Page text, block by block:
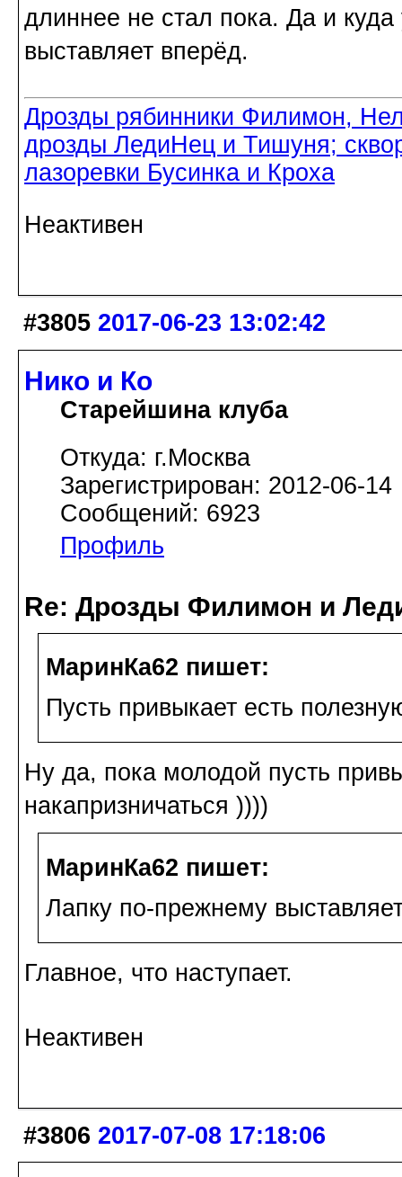
длиннее не стал пока. Да и
выставляет вперёд.
Дрозды рябинники Филимон,
дрозды ЛедиНец и Тишуня;
лазоревки Бусинка и Кроха
Неактивен
#3805 2017-06-23 13:02:42
Нико и Ко
Старейшина клуба
Откуда: г.Москва
Зарегистрирован: 2012-06-14
Сообщений: 6923
Профиль
Re: Дрозды Филимон и
МаринКа62 пишет:
Пусть привыкает есть
Ну да, пока молодой пусть
накапризничаться ))))
МаринКа62 пишет:
Лапку по-прежнему
Главное, что наступает.
Неактивен
#3806 2017-07-08 17:18:06